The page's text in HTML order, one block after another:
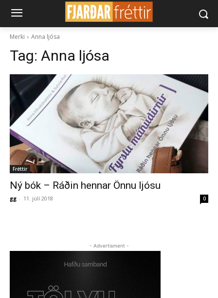
Merki Anna ljósa
Tag: Anna ljósa
Fréttir
Ný bók – Ráðin hennar Önnu ljósu
gg - 11. júlí 2018 0
- Advertisment -